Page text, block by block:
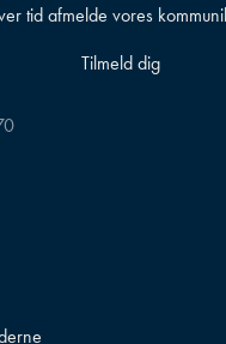
tid afmelde vores